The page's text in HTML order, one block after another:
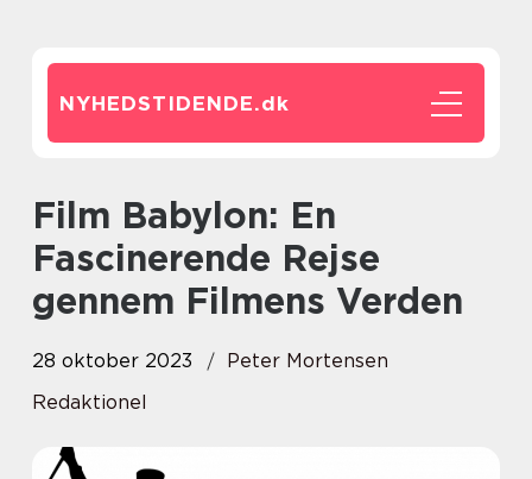
NYHEDSTIDENDE.dk
Film Babylon: En
Fascinerende Rejse
gennem Filmens Verden
28 oktober 2023
Peter Mortensen
Redaktionel